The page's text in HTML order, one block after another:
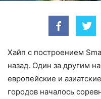
Хайп с построением
назад. Один за другим
европейские и
городов началось